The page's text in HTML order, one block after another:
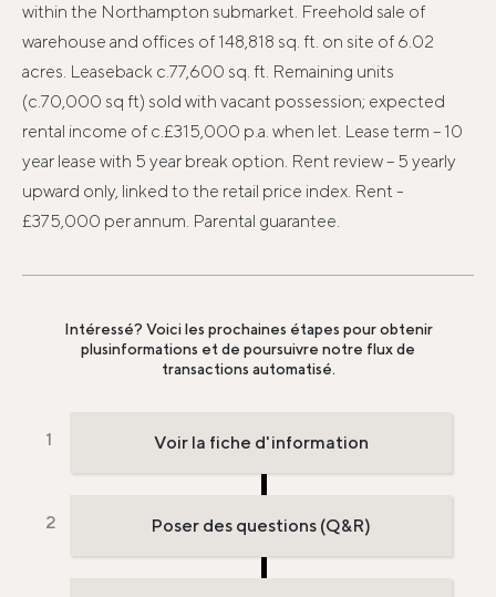
within the Northampton submarket. Freehold sale of
warehouse and offices of 148,818 sq. ft. on site of 6.02
acres. Leaseback c.77,600 sq. ft. Remaining units
(c.70,000 sq ft) sold with vacant possession; expected
rental income of c.£315,000 p.a. when let. Lease term – 10
year lease with 5 year break option. Rent review – 5 yearly
upward only, linked to the retail price index. Rent -
£375,000 per annum. Parental guarantee.
Intéressé? Voici les prochaines étapes pour obtenir
plusinformations et de poursuivre notre flux de
transactions automatisé.
Voir la fiche d'information
Poser des questions (Q&R)